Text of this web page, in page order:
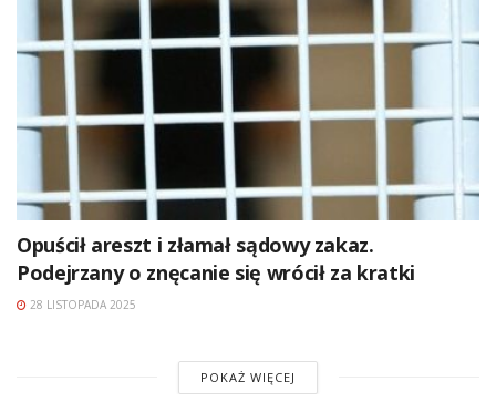
Opuścił areszt i złamał sądowy zakaz.
Podejrzany o znęcanie się wrócił za kratki
28 LISTOPADA 2025
POKAŻ WIĘCEJ